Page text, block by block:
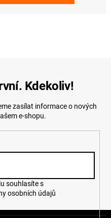
Kdekoliv!
zasílat informace o nových
e-shopu.
osobních údajů